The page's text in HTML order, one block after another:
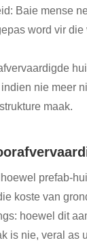
Baie mense
word vir
nie meer
maak.
prefab-
koste van
hoewel dit
is nie, veral as